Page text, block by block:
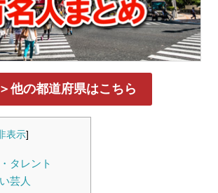
他の都道府県はこちら
表示]
タレント
芸人